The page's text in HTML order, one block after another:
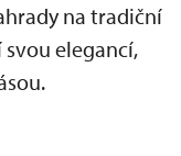
na tradiční
elegancí,